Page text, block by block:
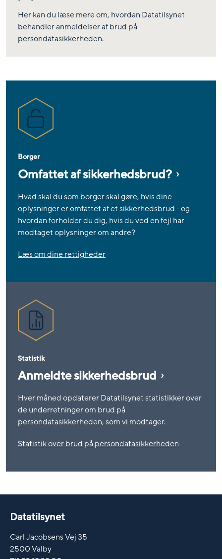
Her kan du læse mere om, hvordan Datatilsynet
behandler anmeldelser af brud på
persondatasikkerheden.
Borger
Omfattet af sikkerhedsbrud?
Hvad skal du som borger skal gøre, hvis dine
oplysninger er omfattet af et sikkerhedsbrud - og
hvordan forholder du dig, hvis du ved en fejl har
modtaget oplysninger om andre?
Læs om dine rettigheder
Statistik
Anmeldte sikkerhedsbrud
Hver måned opdaterer Datatilsynet statistikker over
de underretninger om brud på
persondatasikkerheden, som vi modtager.
Statistik over brud på persondatasikkerheden
Datatilsynet
Carl Jacobsens Vej 35
2500 Valby